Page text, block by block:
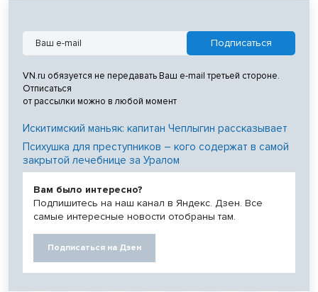
VN.ru обязуется не передавать Ваш e-mail третьей стороне.
Отписаться
от рассылки можно в любой момент
Искитимский маньяк: капитан Чеплыгин рассказывает
Психушка для преступников – кого содержат в самой
закрытой лечебнице за Уралом
Вам было интересно?
Подпишитесь на наш канал в Яндекс. Дзен. Все
самые интересные новости отобраны там.
Подписаться на Дзен